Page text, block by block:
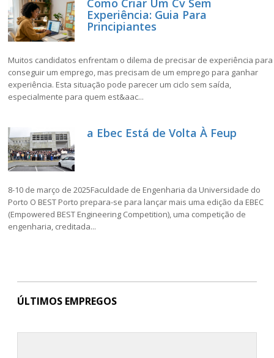
Como Criar Um Cv Sem
Experiência: Guia Para
Principiantes
Muitos candidatos enfrentam o dilema de precisar de experiência para
conseguir um emprego, mas precisam de um emprego para ganhar
experiência. Esta situação pode parecer um ciclo sem saída,
especialmente para quem est&aac...
a Ebec Está de Volta À Feup
8-10 de março de 2025Faculdade de Engenharia da Universidade do
Porto O BEST Porto prepara-se para lançar mais uma edição da EBEC
(Empowered BEST Engineering Competition), uma competição de
engenharia, creditada...
ÚLTIMOS EMPREGOS